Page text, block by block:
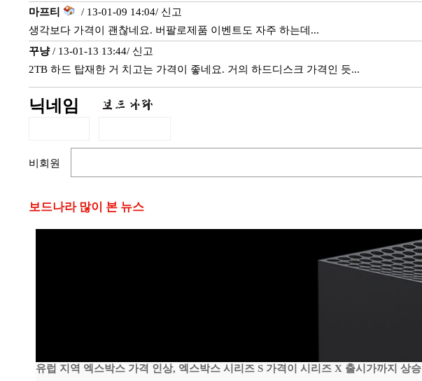
마프티 / 13-01-09 14:04/ 신고
생각보다 가격이 괜찮네요. 버팔로제품 이벤트도 자주 하는데...
꾸냥/ 13-01-13 13:44/ 신고
2TB 하드 탑재한 거 치고는 가격이 좋네요. 거의 하드디스크 가격인 듯...
닉네임
비회원
보드나라 많이 본 뉴스
유럽 지역 엑스박스 가격 인상, 엑스박스 시리즈 S 가격이 시리즈 X 출시가까지 상승